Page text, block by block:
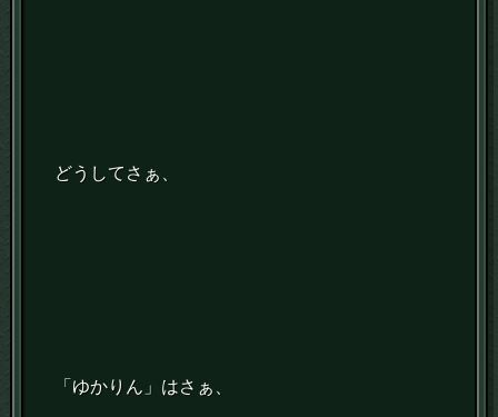
どうしてさぁ、
「ゆかりん」はさぁ、